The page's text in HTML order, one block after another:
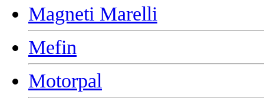
Magneti Marelli
Mefin
Motorpal